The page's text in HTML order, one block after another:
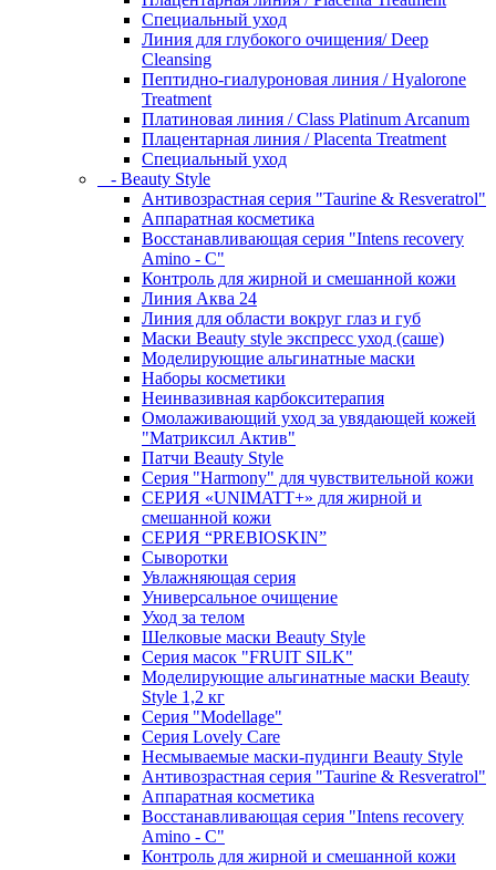
Специальный уход
Линия для глубокого очищения/ Deep
Cleansing
Пептидно-гиалуроновая линия / Hyalorone
Treatment
Платиновая линия / Class Platinum Arcanum
Плацентарная линия / Placenta Treatment
Специальный уход
- Beauty Style
Антивозрастная серия "Taurine & Resveratrol"
Аппаратная косметика
Восстанавливающая серия "Intens recovery
Amino - C"
Контроль для жирной и смешанной кожи
Линия Аква 24
Линия для области вокруг глаз и губ
Маски Beauty style экспресс уход (саше)
Моделирующие альгинатные маски
Наборы косметики
Неинвазивная карбокситерапия
Омолаживающий уход за увядающей кожей
"Матриксил Актив"
Патчи Beauty Style
Серия "Harmony" для чувствительной кожи
СЕРИЯ «UNIMATT+» для жирной и
смешанной кожи
СЕРИЯ “PREBIOSKIN”
Сыворотки
Увлажняющая серия
Универсальное очищение
Уход за телом
Шелковые маски Beauty Style
Серия масок "FRUIT SILK"
Моделирующие альгинатные маски Beauty
Style 1,2 кг
Серия "Modellage"
Cерия Lovely Care
Несмываемые маски-пудинги Beauty Style
Антивозрастная серия "Taurine & Resveratrol"
Аппаратная косметика
Восстанавливающая серия "Intens recovery
Amino - C"
Контроль для жирной и смешанной кожи